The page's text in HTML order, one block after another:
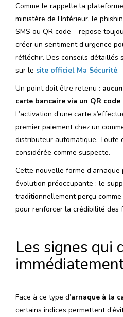
Comme le rappelle la
ministère de l’Intérieur, le
SMS ou QR code – repose
créer un sentiment d’urgence
réfléchir. Des conseils détaillés
sur le site officiel Ma Sécurité.
Un point doit être retenu :
carte bancaire via un QR
L’activation d’une carte
premier paiement chez un
distributeur automatique. Toute
considérée comme suspecte.
Cette nouvelle forme
évolution préoccupante : le
traditionnellement perçu
pour renforcer la crédibilité des
Les signes qui
Face à ce type d’arnaque à la
certains indices permettent